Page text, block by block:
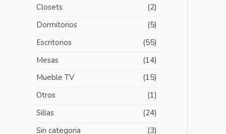
Closets
(2)
Dormitorios
(5)
Escritorios
(55)
Mesas
(14)
Mueble TV
(15)
Otros
(1)
Sillas
(24)
Sin categoria
(3)
m
o